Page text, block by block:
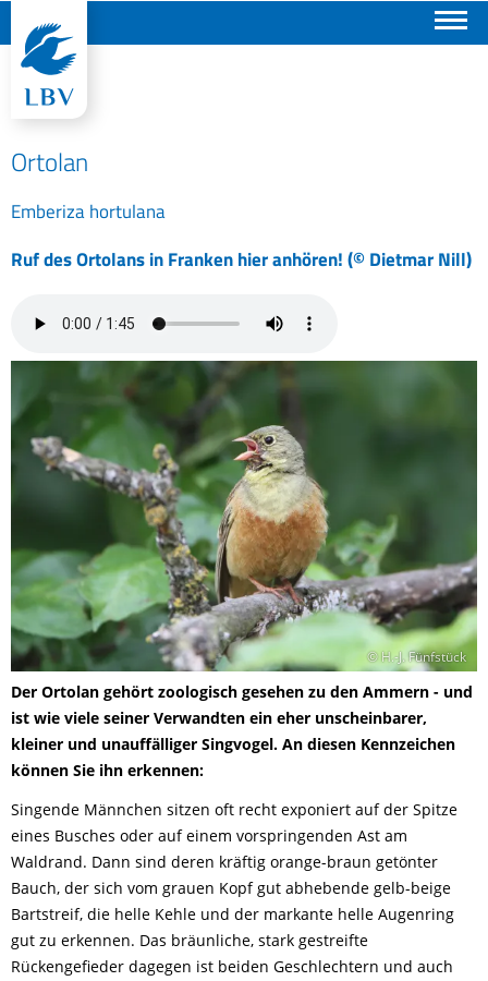
Ortolan
Emberiza hortulana
Ruf des Ortolans in Franken hier anhören! (© Dietmar Nill)
© H.-J. Fünfstück
Der Ortolan gehört zoologisch gesehen zu den Ammern - und
ist wie viele seiner Verwandten ein eher unscheinbarer,
kleiner und unauffälliger Singvogel. An diesen Kennzeichen
können Sie ihn erkennen:
Singende Männchen sitzen oft recht exponiert auf der Spitze
eines Busches oder auf einem vorspringenden Ast am
Waldrand. Dann sind deren kräftig orange-braun getönter
Bauch, der sich vom grauen Kopf gut abhebende gelb-beige
Bartstreif, die helle Kehle und der markante helle Augenring
gut zu erkennen. Das bräunliche, stark gestreifte
Rückengefieder dagegen ist beiden Geschlechtern und auch